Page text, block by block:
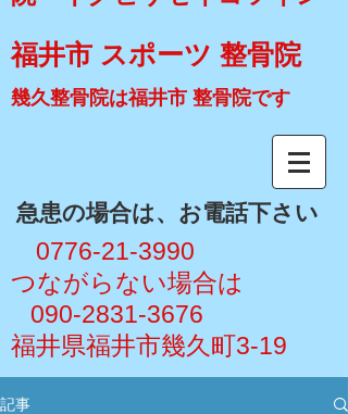
福井市 スポーツ 整骨院
幾久整骨院は福井市 整骨院です
​急患の場合は、お電話下さい
​ 0776-21-3990
​つながらない場合は
090-2831-3676
福井県福井市幾久町3-19
記事